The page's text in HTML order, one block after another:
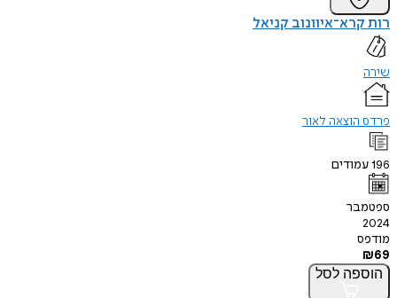
רות קרא־איוונוב קניאל
שירה
פרדס הוצאה לאור
196עמודים
ספטמבר
2024
מודפס
₪69
הוספה לסל